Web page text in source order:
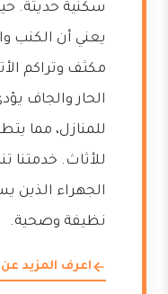
سكنية حديثة.
يعني أن الكنب
مكثف وتراكم
الحار والجاف
للمنازل، مما
للأثاث.
الجهراء الذين
نظيفة وصحية.
اعرف المزيد